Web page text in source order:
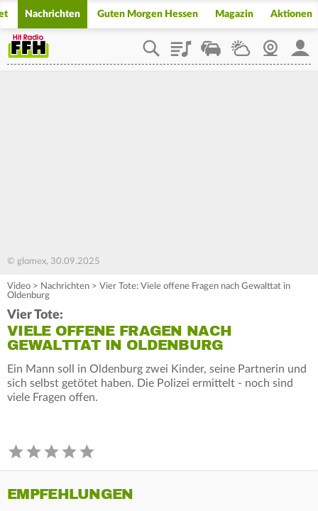
Nachrichten Guten Morgen Hessen Magazin Aktionen
PlaylistStaupilotWetterWebcam
© glomex, 30.09.2025
Video > Nachrichten > Vier Tote: Viele offene Fragen nach Gewalttat in
Oldenburg
Vier Tote:
VIELE OFFENE FRAGEN NACH
GEWALTTAT IN OLDENBURG
Ein Mann soll in Oldenburg zwei Kinder, seine Partnerin und
sich selbst getötet haben. Die Polizei ermittelt - noch sind
viele Fragen offen.
EMPFEHLUNGEN